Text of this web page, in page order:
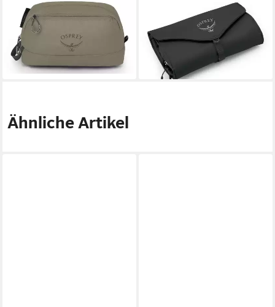
OSPREY
Kulturbeutel Organizer Kit
25,00 €
lieferbar - in 2-3 Werktagen bei dir
Kulturbeutel Ultralight
37,60 €
lieferbar - in 2-3 Werktagen bei dir
Ähnliche Artikel